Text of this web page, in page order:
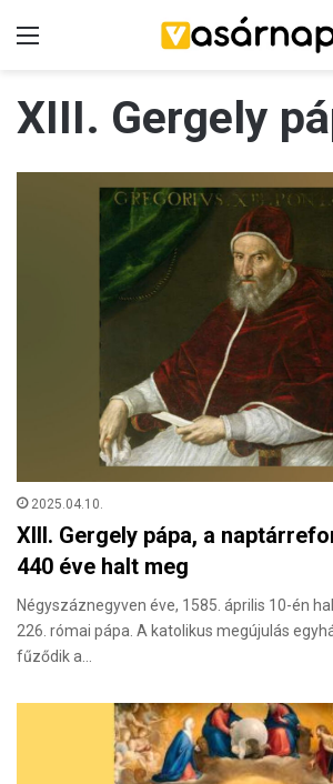
XIII. Gergely
2025.04.10.
XIII. Gergely pápa, a
440 éve halt meg
Négyszáznegyven éve, 1585. április 10-én
226. római pápa. A katolikus megújulás
fűződik a…